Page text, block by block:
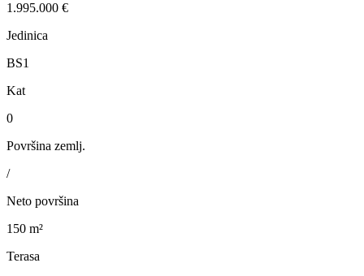
1.995.000 €
Jedinica
BS1
Kat
0
Površina zemlj.
/
Neto površina
150 m²
Terasa